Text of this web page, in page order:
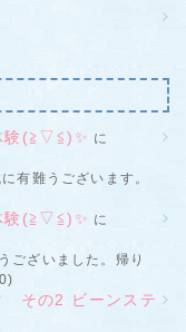
験(≧▽≦)✨ に
有難うございます。
験(≧▽≦)✨ に
ございました。帰り
その2 ビーンステ